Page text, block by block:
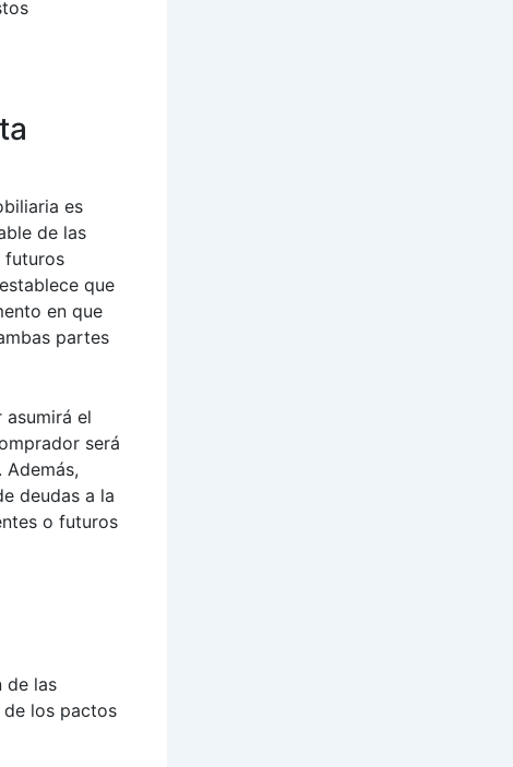
es
de las
futuros
que
en que
partes
el
será
deudas a la
o futuros
de las
de los pactos